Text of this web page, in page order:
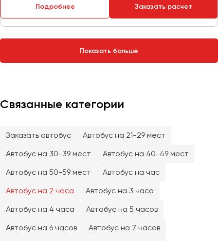
Подробнее Заказать расчет
Показать больше
Связанные категории
Заказать автобус
Автобус на 21-29 мест
Автобус на 30-39 мест
Автобус на 40-49 мест
Автобус на 50-59 мест
Автобус на час
Автобус на 2 часа
Автобус на 3 часа
Автобус на 4 часа
Автобус на 5 часов
Автобус на 6 часов
Автобус на 7 часов
Тверь
Тольятти
Улан-Удэ
Уфа
Феодосия
Чебоксары
Челябинск